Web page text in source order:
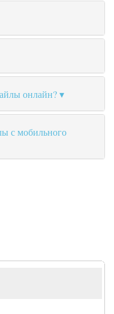
онлайн?
с мобильного